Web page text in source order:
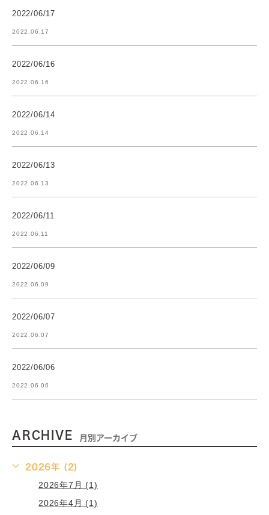
2022/06/17
2022.06.17
2022/06/16
2022.06.16
2022/06/14
2022.06.14
2022/06/13
2022.06.13
2022/06/11
2022.06.11
2022/06/09
2022.06.09
2022/06/07
2022.06.07
2022/06/06
2022.06.06
ARCHIVE 月別アーカイブ
2026年 (2)
2026年7月 (1)
2026年4月 (1)